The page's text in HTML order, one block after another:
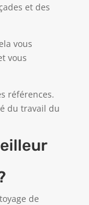
et des
vous
vous
références.
du travail du
de